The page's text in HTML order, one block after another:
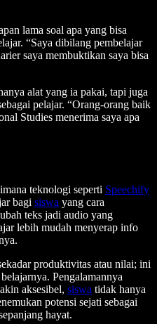
lama soal apa yang bisa
“Saya dibilang pembelajar
saya membuktikan saya bisa
alat yang ia pakai, tapi juga
pelajar. “Orang-orang baik
Studies menerima saya apa
teknologi seperti Speechify
bagi siswa yang cara
teks jadi audio yang
lebih mudah menyerap info
produktivitas atau nilai; ini
Pengalamannya
aksesibel, siswa tidak hanya
potensi sejati sebagai
hayat.